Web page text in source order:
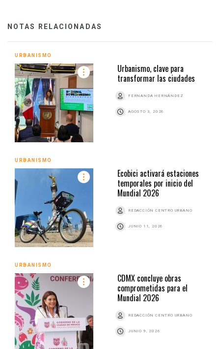
NOTAS RELACIONADAS
URBANISMO
Urbanismo, clave para
transformar las ciudades
FERNANDA HERNÁNDEZ
AGOSTO 3, 2026
URBANISMO
Ecobici activará estaciones
temporales por inicio del
Mundial 2026
REDACCIÓN CENTRO URBANO
JUNIO 11, 2026
URBANISMO
CDMX concluye obras
comprometidas para el
Mundial 2026
REDACCIÓN CENTRO URBANO
JUNIO 9, 2026